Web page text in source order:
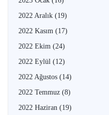
2022 Aralık (19)
2022 Kasım (17)
2022 Ekim (24)
2022 Eylül (12)
2022 Ağustos (14)
2022 Temmuz (8)
2022 Haziran (19)